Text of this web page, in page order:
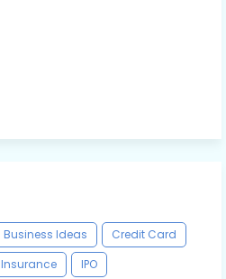
Business Ideas
Credit Card
Insurance
IPO